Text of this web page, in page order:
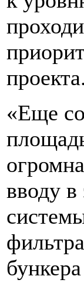
«Еще
вводу